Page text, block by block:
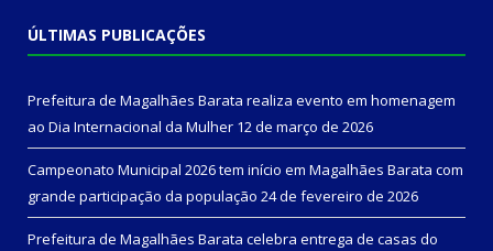
ÚLTIMAS PUBLICAÇÕES
Prefeitura de Magalhães Barata realiza evento em homenagem
ao Dia Internacional da Mulher 12 de março de 2026
Campeonato Municipal 2026 tem início em Magalhães Barata com
grande participação da população 24 de fevereiro de 2026
Prefeitura de Magalhães Barata celebra entrega de casas do